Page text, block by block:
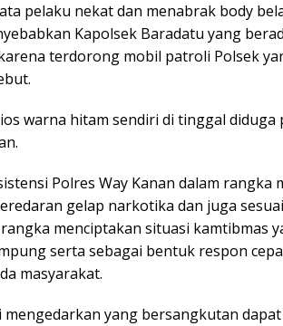
pelaku nekat dan menabrak body
Kapolsek Baradatu yang
terdorong mobil patroli Polsek
warna hitam sendiri di tinggal diduga
Polres Way Kanan dalam rangka
gelap narkotika dan juga
menciptakan situasi kamtibmas
serta sebagai bentuk respon
masyarakat.
yang bersangkutan dapat